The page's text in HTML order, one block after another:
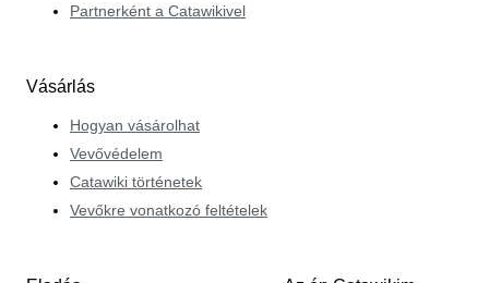
Partnerként a Catawikivel
Vásárlás
Hogyan vásárolhat
Vevővédelem
Catawiki történetek
Vevőkre vonatkozó feltételek